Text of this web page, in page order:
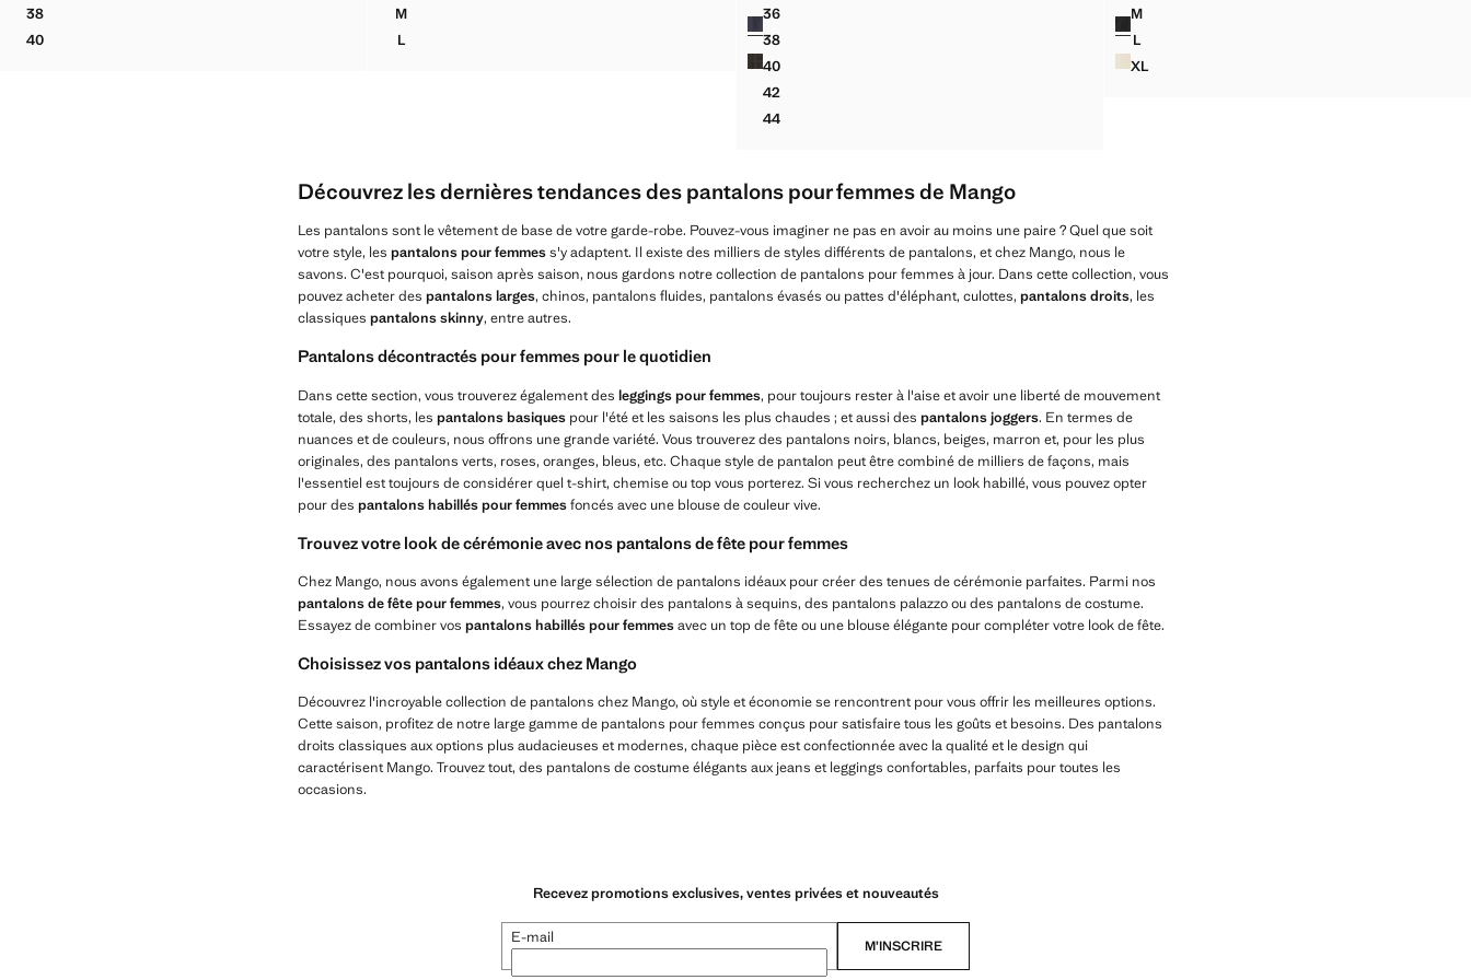
38PANTALON BOUFFANT À PINCES
40PANTALON BOUFFANT À PINCES
MPANTALON CAPRI OUVERTURES
L
PANTALON CAPRI OUVERTURES
36PANTALON BALLON TAILLE HAUTE
38PANTALON BALLON TAILLE HAUTE
40PANTALON BALLON TAILLE HAUTE
42PANTALON BALLON TAILLE HAUTE
44PANTALON BALLON TAILLE HAUTE
Couleurs
MPANTALON DROIT EN JACQUARD
LPANTALON DROIT EN JACQUARD
XLPANTALON DROIT EN JACQUARD
Couleurs
Découvrez les dernières tendances des pantalons pour femmes de Mango
Les pantalons sont le vêtement de base de votre garde-robe. Pouvez-vous imaginer ne pas en avoir au moins une paire ? Quel que soit
votre style, les pantalons pour femmess'y adaptent. Il existe des milliers de styles différents de pantalons, et chez Mango, nous le
savons. C'est pourquoi, saison après saison, nous gardons notre collection de pantalons pour femmes à jour. Dans cette collection, vous
pouvez acheter des pantalons larges, chinos, pantalons fluides, pantalons évasés ou pattes d'éléphant, culottes, pantalons droits, les
classiques pantalons skinny, entre autres.
Pantalons décontractés pour femmes pour le quotidien
Dans cette section, vous trouverez également des leggings pour femmes, pour toujours rester à l'aise et avoir une liberté de mouvement
totale, des shorts, les pantalons basiques pour l'été et les saisons les plus chaudes ; et aussi des pantalons joggers. En termes de
nuances et de couleurs, nous offrons une grande variété. Vous trouverez des pantalons noirs, blancs, beiges, marron et, pour les plus
originales, des pantalons verts, roses, oranges, bleus, etc. Chaque style de pantalon peut être combiné de milliers de façons, mais
l'essentiel est toujours de considérer quel t-shirt, chemise ou top vous porterez. Si vous recherchez un look habillé, vous pouvez opter
pour des pantalons habillés pour femmesfoncés avec une blouse de couleur vive.
Trouvez votre look de cérémonie avec nos pantalons de fête pour femmes
Chez Mango, nous avons également une large sélection de pantalons idéaux pour créer des tenues de cérémonie parfaites. Parmi nos
pantalons de fête pour femmes, vous pourrez choisir des pantalons à sequins, des pantalons palazzo ou des pantalons de costume.
Essayez de combiner vos pantalons habillés pour femmesavec un top de fête ou une blouse élégante pour compléter votre look de fête.
Choisissez vos pantalons idéaux chez Mango
Découvrez l'incroyable collection de pantalons chez Mango, où style et économie se rencontrent pour vous offrir les meilleures options.
Cette saison, profitez de notre large gamme de pantalons pour femmes conçus pour satisfaire tous les goûts et besoins. Des pantalons
droits classiques aux options plus audacieuses et modernes, chaque pièce est confectionnée avec la qualité et le design qui
caractérisent Mango. Trouvez tout, des pantalons de costume élégants aux jeans et leggings confortables, parfaits pour toutes les
occasions.
Recevez promotions exclusives, ventes privées et nouveautés
E-mail M’INSCRIRE